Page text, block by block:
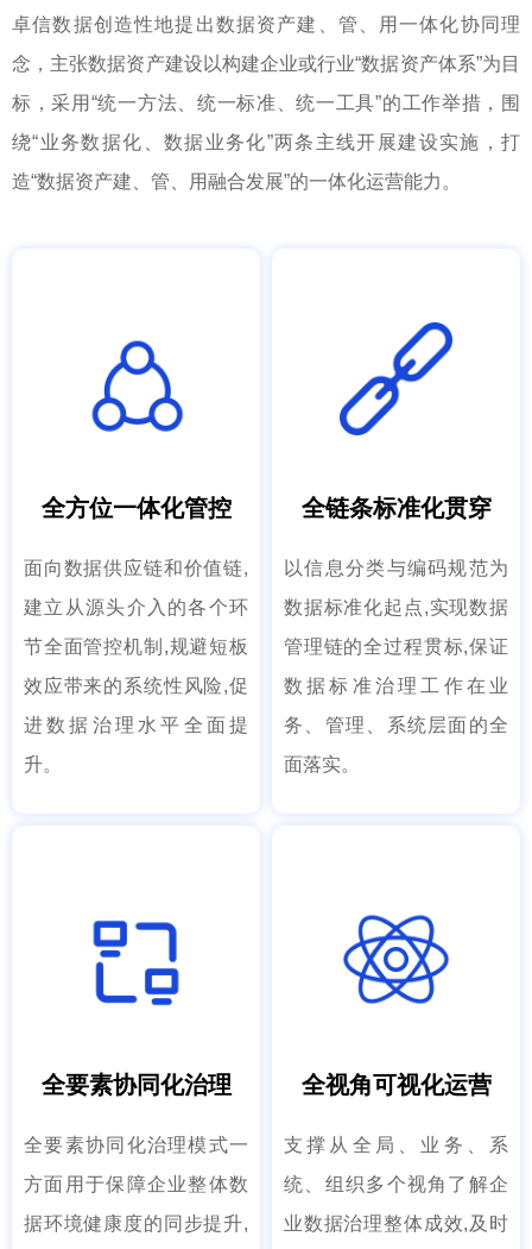
卓信数据创造性地提出数据资产建、管、用一体化协同理
念，主张数据资产建设以构建企业或行业“数据资产体系”为目
标，采用“统一方法、统一标准、统一工具”的工作举措，围
绕“业务数据化、数据业务化”两条主线开展建设实施，打
造“数据资产建、管、用融合发展”的一体化运营能力。
全方位一体化管控
面向数据供应链和价值链,
建立从源头介入的各个环
节全面管控机制,规避短板
效应带来的系统性风险,促
进数据治理水平全面提
升。
全链条标准化贯穿
以信息分类与编码规范为
数据标准化起点,实现数据
管理链的全过程贯标,保证
数据标准治理工作在业
务、管理、系统层面的全
面落实。
全要素协同化治理
全要素协同化治理模式一
方面用于保障企业整体数
据环境健康度的同步提升,
全视角可视化运营
支撑从全局、业务、系
统、组织多个视角了解企
业数据治理整体成效,及时